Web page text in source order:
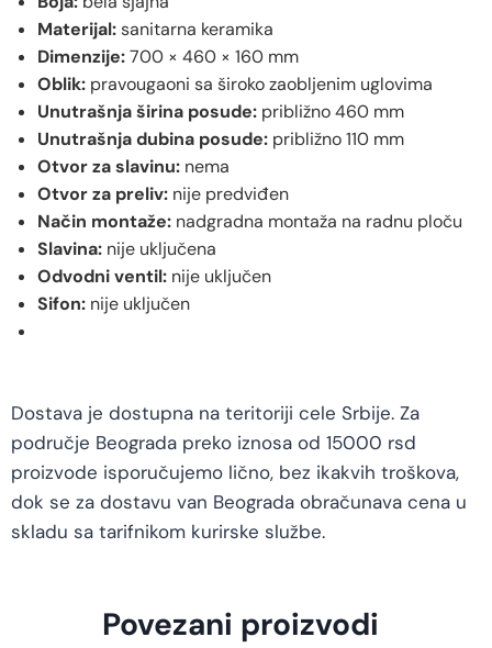
Materijal:sanitarna keramika
Dimenzije:700 × 460 × 160 mm
Oblik: pravougaoni sa široko zaobljenim uglovima
Unutrašnja širina posude: približno 460 mm
Unutrašnja dubina posude: približno 110 mm
Otvor za slavinu: nema
Otvor za preliv: nije predviđen
Način montaže: nadgradna montaža na radnu ploču
Slavina: nije uključena
Odvodni ventil: nije uključen
Sifon: nije uključen
Dostava je dostupna na teritoriji cele Srbije. Za
područje Beograda preko iznosa od 15000 rsd
proizvode isporučujemo lično, bez ikakvih troškova,
dok se za dostavu van Beograda obračunava cena u
skladu sa tarifnikom kurirske službe.
Povezani proizvodi